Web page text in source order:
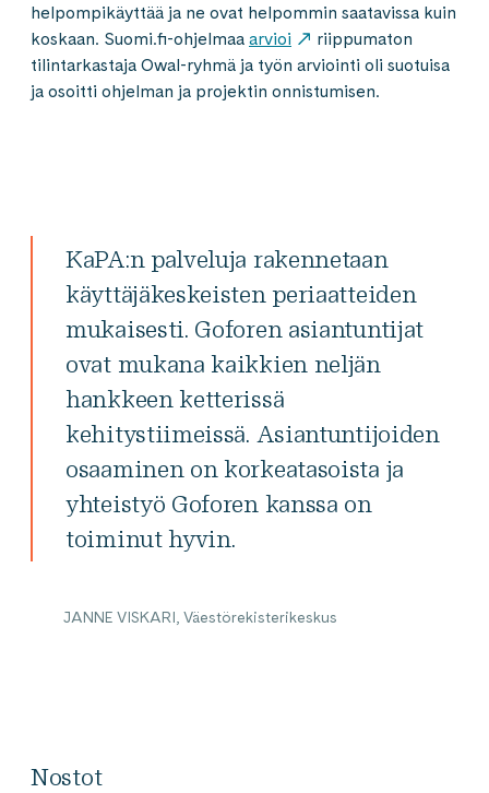
helpompikäyttää ja ne ovat helpommin saatavissa kuin
koskaan. Suomi.fi-ohjelmaa arvioi
riippumaton
tilintarkastaja Owal-ryhmä ja työn arviointi oli suotuisa
ja osoitti ohjelman ja projektin onnistumisen.
KaPA:n palveluja rakennetaan
käyttäjäkeskeisten periaatteiden
mukaisesti. Goforen asiantuntijat
ovat mukana kaikkien neljän
hankkeen ketterissä
kehitystiimeissä. Asiantuntijoiden
osaaminen on korkeatasoista ja
yhteistyö Goforen kanssa on
toiminut hyvin.
JANNE VISKARI, Väestörekisterikeskus
Nostot